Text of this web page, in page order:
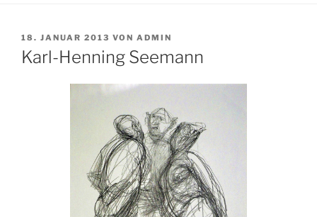
VERÖFFENTLICHT
AM
18. JANUAR 2013 VON ADMIN
Karl-Henning Seemann